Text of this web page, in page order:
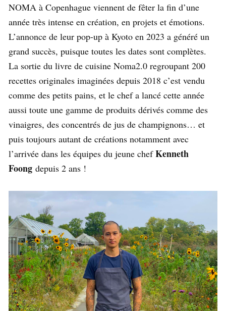
NOMA à Copenhague viennent de fêter la fin d’une
année très intense en création, en projets et émotions.
L’annonce de leur pop-up à Kyoto en 2023 a généré un
grand succès, puisque toutes les dates sont complètes.
La sortie du livre de cuisine Noma2.0 regroupant 200
recettes originales imaginées depuis 2018 c’est vendu
comme des petits pains, et le chef a lancé cette année
aussi toute une gamme de produits dérivés comme des
vinaigres, des concentrés de jus de champignons… et
puis toujours autant de créations notamment avec
l’arrivée dans les équipes du jeune chefKenneth
Foong depuis 2 ans !